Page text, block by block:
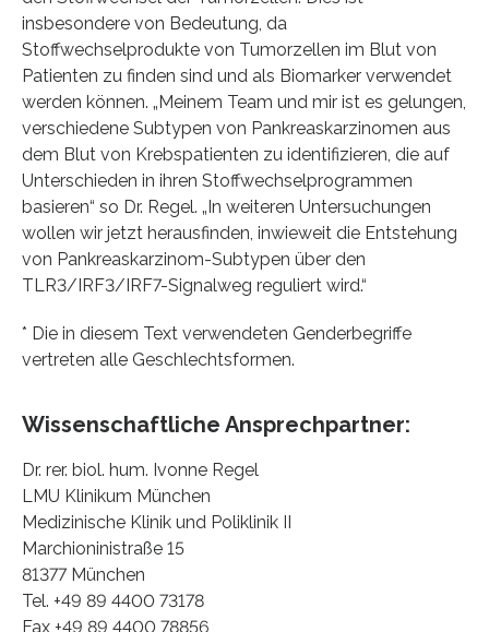
insbesondere von Bedeutung, da
Stoffwechselprodukte von Tumorzellen im Blut von
Patienten zu finden sind und als Biomarker verwendet
werden können. „Meinem Team und mir ist es gelungen,
verschiedene Subtypen von Pankreaskarzinomen aus
dem Blut von Krebspatienten zu identifizieren, die auf
Unterschieden in ihren Stoffwechselprogrammen
basieren“ so Dr. Regel. „In weiteren Untersuchungen
wollen wir jetzt herausfinden, inwieweit die Entstehung
von Pankreaskarzinom-Subtypen über den
TLR3/IRF3/IRF7-Signalweg reguliert wird.“
* Die in diesem Text verwendeten Genderbegriffe
vertreten alle Geschlechtsformen.
Wissenschaftliche Ansprechpartner:
Dr. rer. biol. hum. Ivonne Regel
LMU Klinikum München
Medizinische Klinik und Poliklinik II
Marchioninistraße 15
81377 München
Tel. +49 89 4400 73178
Fax +49 89 4400 78856